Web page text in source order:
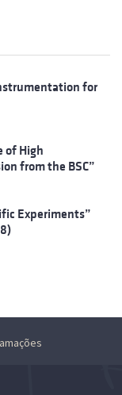
for
of High
from the BSC”
Experiments”